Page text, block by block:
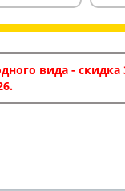
вида - скидка